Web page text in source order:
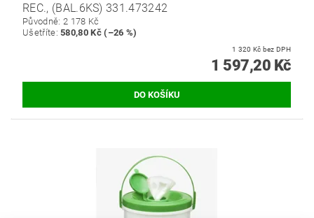
REC., (BAL.6KS) 331.473242
Původně: 2 178 Kč
Ušetříte:580,80 Kč (–26 %)
1 320 Kč bez DPH
1 597,20 Kč